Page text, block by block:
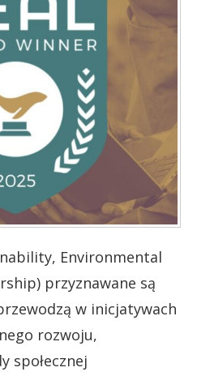
Environmental
przyznawane są
w inicjatywach
rozwoju,
społecznej